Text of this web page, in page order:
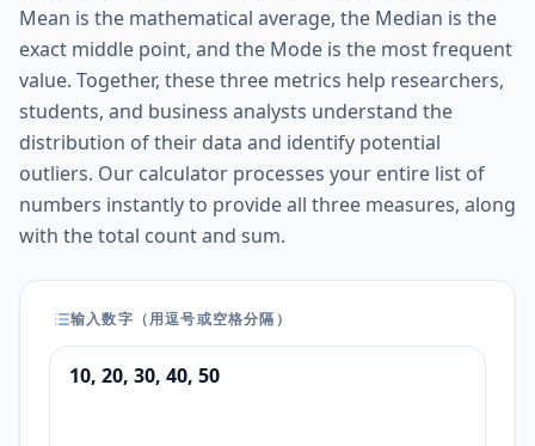
Mean is the mathematical average, the Median is the
exact middle point, and the Mode is the most frequent
value. Together, these three metrics help researchers,
students, and business analysts understand the
distribution of their data and identify potential
outliers. Our calculator processes your entire list of
numbers instantly to provide all three measures, along
with the total count and sum.
输入数字（用逗号或空格分隔）